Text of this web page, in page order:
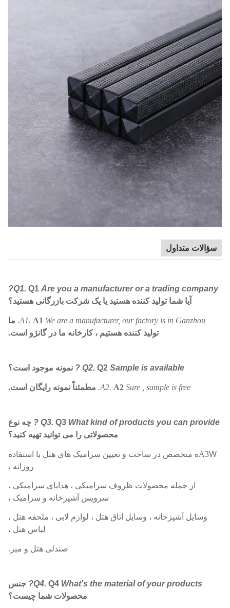
سؤالات متداول
Q1. Q1 Are you a manufacturer or a trading company?
آیا شما تولید کننده هستید یا یک شرکت بازرگانی هستید؟
A1. A1 We are a manufacturer, our factory is in Ganzhou.
ما
تولید کننده هستیم ، کارخانه ما در گانژو است.
Q2. Q2 Sample is available ? نمونه موجود است؟
A2. A2 Sure , sample is free. مطمئناً نمونه رایگان است.
Q3. Q3 What kind of products you can provide ?
چه نوع
محصولاتی را می توانید تهیه کنید؟
A3W ه متخصص در ساخت و تعیین سرامیک های هتل با استفاده
روزانه ،
از جمله محصولات ظروف سرامیکی ، هدایای سرامیکی ،
سرویس آشپزخانه و سرامیک ،
وسایل آشپزخانه ، وسایل اتاق هتل ، لوازم لابی ، ملحفه هتل ،
لباس هتل ،
صندلی هتل و میز.
Q4. Q4 What's the material of your products?
جنس
محصولات شما چیست؟